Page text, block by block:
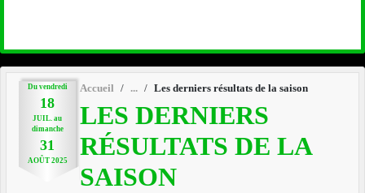
Du vendredi
18
JUIL. au
dimanche
31
AOÛT 2025
Accueil Les derniers résultats de la saison
LES DERNIERS
RÉSULTATS DE LA
SAISON